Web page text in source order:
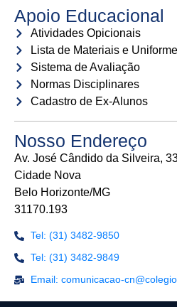
Apoio Educacional
Atividades Opicionais
Lista de Materiais e
Sistema de Avaliação
Normas Disciplinares
Cadastro de Ex-Alunos
Nosso Endereço
Av. José Cândido da Silveira,
Cidade Nova
Belo Horizonte/MG
31170.193
Tel: (31) 3482-9850
Tel: (31) 3482-9849
Email: comunicacao-